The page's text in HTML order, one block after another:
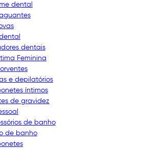
dental
dentais
Feminina
e depilatórios
íntimos
de gravidez
de banho
de banho